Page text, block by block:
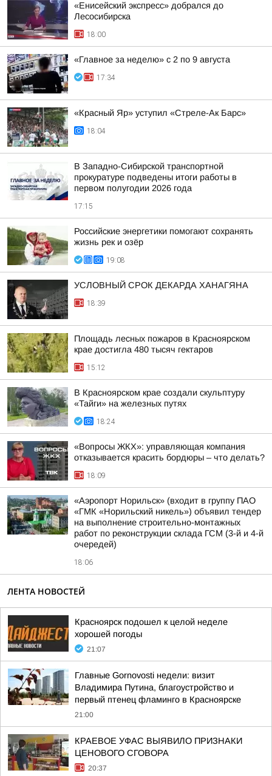
«Енисейский экспресс» добрался до
Лесосибирска
18:00
«Главное за неделю» с 2 по 9 августа
17:34
«Красный Яр» уступил «Стреле-Ак Барс»
18:04
В Западно-Сибирской транспортной
прокуратуре подведены итоги работы в
первом полугодии 2026 года
17:15
Российские энергетики помогают сохранять
жизнь рек и озёр
19:08
УСЛОВНЫЙ СРОК ДЕКАРДА ХАНАГЯНА
18:39
Площадь лесных пожаров в Красноярском
крае достигла 480 тысяч гектаров
15:12
В Красноярском крае создали скульптуру
«Тайги» на железных путях
18:24
«Вопросы ЖКХ»: управляющая компания
отказывается красить бордюры – что делать?
18:09
«Аэропорт Норильск» (входит в группу ПАО
«ГМК «Норильский никель») объявил тендер
на выполнение строительно-монтажных
работ по реконструкции склада ГСМ (3-й и 4-й
очередей)
18:06
ЛЕНТА НОВОСТЕЙ
Красноярск подошел к целой неделе
хорошей погоды
21:07
Главные Gornovosti недели: визит
Владимира Путина, благоустройство и
первый птенец фламинго в Красноярске
21:00
КРАЕВОЕ УФАС ВЫЯВИЛО ПРИЗНАКИ
ЦЕНОВОГО СГОВОРА
20:37